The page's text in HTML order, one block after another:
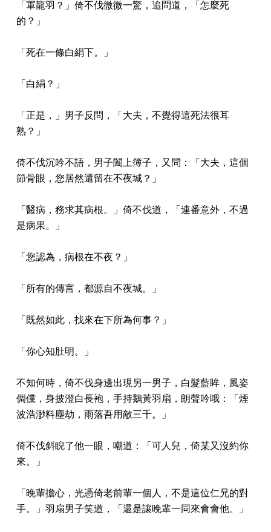
「軍龍羽？」倚不伐微微一驚，追問道，「怎麼死
的？」
「死在一條白絹下。」
「白絹？」
「正是，」男子反問，「大夫，不覺得這死法很耳
熟？」
倚不伐沉吟不語，男子闔上簿子，又問：「大夫，這個
節骨眼，您居然還留在不夜城？」
「醫病，務求其病根。」倚不伐道，「連番意外，不過
是病果。」
「您認為，病根在不夜？」
「所有的傳言，都源自不夜城。」
「既然如此，找來在下所為何事？」
「你心知肚明。」
不知何時，倚不伐身邊出現另一男子，白髮藍眸，風姿
倜儻，身披澄白長袍，手持鵝黃羽扇，朗聲吟哦：「煙
波浩渺料塵劫，雨落吾用敵三千。」
倚不伐斜睨了他一眼，嘲道：「可人兒，倚某又沒約你
來。」
「晚輩擔心，光憑倚老前輩一個人，不是這位仁兄的對
手。」羽扇男子笑道，「還是讓晚輩一同來會會他。」